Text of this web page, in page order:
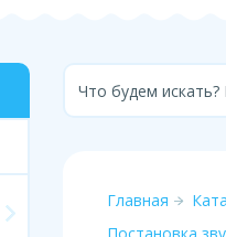
Что будем
Главная